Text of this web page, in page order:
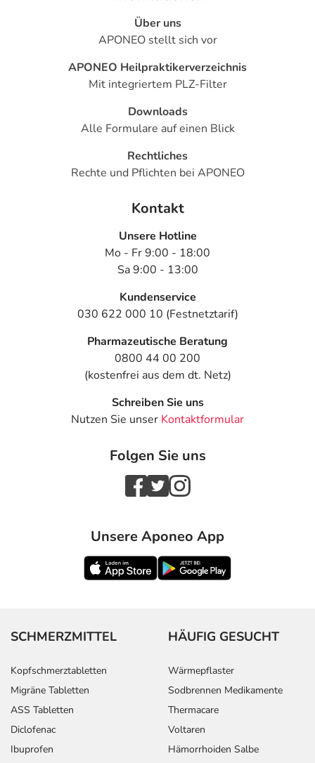
Über uns
APONEO stellt sich vor
APONEO Heilpraktikerverzeichnis
Mit integriertem PLZ-Filter
Downloads
Alle Formulare auf einen Blick
Rechtliches
Rechte und Pflichten bei APONEO
Kontakt
Unsere Hotline
Mo - Fr 9:00 - 18:00
Sa 9:00 - 13:00
Kundenservice
030 622 000 10 (Festnetztarif)
Pharmazeutische Beratung
0800 44 00 200
(kostenfrei aus dem dt. Netz)
Schreiben Sie uns
Nutzen Sie unser Kontaktformular
Folgen Sie uns
Unsere Aponeo App
SCHMERZMITTEL
Kopfschmerztabletten
Migräne Tabletten
ASS Tabletten
Diclofenac
Ibuprofen
HÄUFIG GESUCHT
Wärmepflaster
Sodbrennen Medikamente
Thermacare
Voltaren
Hämorrhoiden Salbe